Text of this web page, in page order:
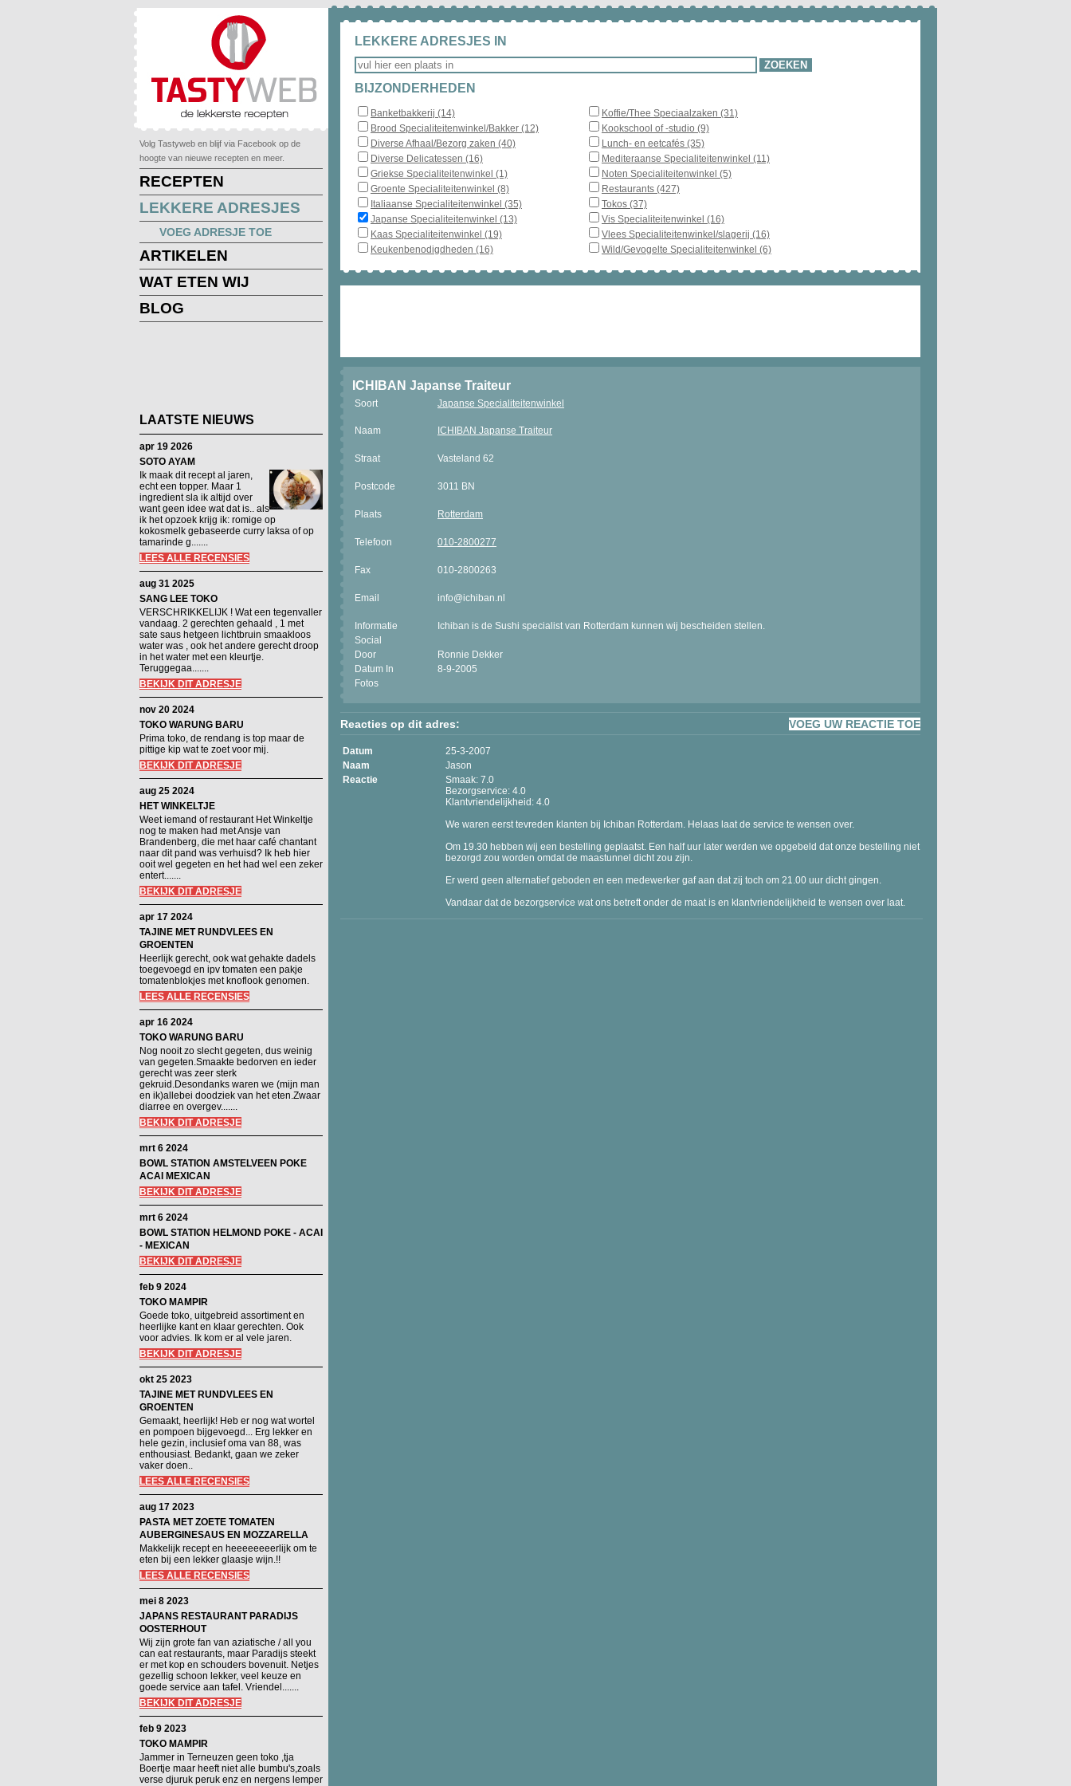
Volg Tastyweb en blijf via Facebook op de
hoogte van nieuwe recepten en meer.
RECEPTEN
LEKKERE ADRESJES
VOEG ADRESJE TOE
ARTIKELEN
WAT ETEN WIJ
BLOG
LAATSTE NIEUWS
apr 19 2026
SOTO AYAM
Ik maak dit recept al jaren,
echt een topper. Maar 1
ingredient sla ik altijd over
want geen idee wat dat is.. als
ik het opzoek krijg ik: romige op
kokosmelk gebaseerde curry laksa of op
tamarinde g.......
LEES ALLE RECENSIES
aug 31 2025
SANG LEE TOKO
VERSCHRIKKELIJK ! Wat een tegenvaller
vandaag. 2 gerechten gehaald , 1 met
sate saus hetgeen lichtbruin smaakloos
water was , ook het andere gerecht droop
in het water met een kleurtje.
Teruggegaa.......
BEKIJK DIT ADRESJE
nov 20 2024
TOKO WARUNG BARU
Prima toko, de rendang is top maar de
pittige kip wat te zoet voor mij.
BEKIJK DIT ADRESJE
aug 25 2024
HET WINKELTJE
Weet iemand of restaurant Het Winkeltje
nog te maken had met Ansje van
Brandenberg, die met haar café chantant
naar dit pand was verhuisd? Ik heb hier
ooit wel gegeten en het had wel een zeker
entert.......
BEKIJK DIT ADRESJE
apr 17 2024
TAJINE MET RUNDVLEES EN
GROENTEN
Heerlijk gerecht, ook wat gehakte dadels
toegevoegd en ipv tomaten een pakje
tomatenblokjes met knoflook genomen.
LEES ALLE RECENSIES
apr 16 2024
TOKO WARUNG BARU
Nog nooit zo slecht gegeten, dus weinig
van gegeten.Smaakte bedorven en ieder
gerecht was zeer sterk
gekruid.Desondanks waren we (mijn man
en ik)allebei doodziek van het eten.Zwaar
diarree en overgev.......
BEKIJK DIT ADRESJE
mrt 6 2024
BOWL STATION AMSTELVEEN POKE
ACAI MEXICAN
BEKIJK DIT ADRESJE
mrt 6 2024
BOWL STATION HELMOND POKE - ACAI
- MEXICAN
BEKIJK DIT ADRESJE
feb 9 2024
TOKO MAMPIR
Goede toko, uitgebreid assortiment en
heerlijke kant en klaar gerechten. Ook
voor advies. Ik kom er al vele jaren.
BEKIJK DIT ADRESJE
okt 25 2023
TAJINE MET RUNDVLEES EN
GROENTEN
Gemaakt, heerlijk! Heb er nog wat wortel
en pompoen bijgevoegd... Erg lekker en
hele gezin, inclusief oma van 88, was
enthousiast. Bedankt, gaan we zeker
vaker doen..
LEES ALLE RECENSIES
aug 17 2023
PASTA MET ZOETE TOMATEN
AUBERGINESAUS EN MOZZARELLA
Makkelijk recept en heeeeeeeerlijk om te
eten bij een lekker glaasje wijn.!!
LEES ALLE RECENSIES
mei 8 2023
JAPANS RESTAURANT PARADIJS
OOSTERHOUT
Wij zijn grote fan van aziatische / all you
can eat restaurants, maar Paradijs steekt
er met kop en schouders bovenuit. Netjes
gezellig schoon lekker, veel keuze en
goede service aan tafel. Vriendel.......
BEKIJK DIT ADRESJE
feb 9 2023
TOKO MAMPIR
Jammer in Terneuzen geen toko ,tja
Boertje maar heeft niet alle bumbu's,zoals
verse djuruk peruk enz en nergens lemper
LEKKERE ADRESJES IN
BIJZONDERHEDEN
Banketbakkerij (14)
Brood Specialiteitenwinkel/Bakker (12)
Diverse Afhaal/Bezorg zaken (40)
Diverse Delicatessen (16)
Griekse Specialiteitenwinkel (1)
Groente Specialiteitenwinkel (8)
Italiaanse Specialiteitenwinkel (35)
Japanse Specialiteitenwinkel (13)
Kaas Specialiteitenwinkel (19)
Keukenbenodigdheden (16)
Koffie/Thee Speciaalzaken (31)
Kookschool of -studio (9)
Lunch- en eetcafés (35)
Mediteraanse Specialiteitenwinkel (11)
Noten Specialiteitenwinkel (5)
Restaurants (427)
Tokos (37)
Vis Specialiteitenwinkel (16)
Vlees Specialiteitenwinkel/slagerij (16)
Wild/Gevogelte Specialiteitenwinkel (6)
ICHIBAN Japanse Traiteur
Soort Japanse Specialiteitenwinkel
Naam ICHIBAN Japanse Traiteur
Straat Vasteland 62
Postcode 3011 BN
Plaats Rotterdam
Telefoon 010-2800277
Fax 010-2800263
Email info@ichiban.nl
Informatie
Ichiban is de Sushi specialist van Rotterdam kunnen wij bescheiden stellen.
Social
Door
Ronnie Dekker
Datum In
8-9-2005
Fotos
Reacties op dit adres: VOEG UW REACTIE TOE
Datum
25-3-2007
Naam
Jason
Reactie
Smaak: 7.0
Bezorgservice: 4.0
Klantvriendelijkheid: 4.0
We waren eerst tevreden klanten bij Ichiban Rotterdam. Helaas laat de service te wensen over.
Om 19.30 hebben wij een bestelling geplaatst. Een half uur later werden we opgebeld dat onze bestelling niet
bezorgd zou worden omdat de maastunnel dicht zou zijn.
Er werd geen alternatief geboden en een medewerker gaf aan dat zij toch om 21.00 uur dicht gingen.
Vandaar dat de bezorgservice wat ons betreft onder de maat is en klantvriendelijkheid te wensen over laat.